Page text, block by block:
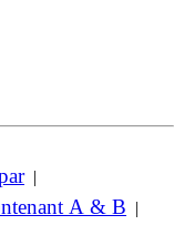
|
A & B |